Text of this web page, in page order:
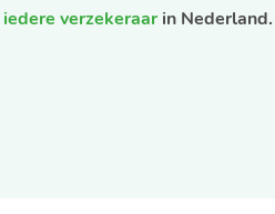
iedere verzekeraar in Nederland.